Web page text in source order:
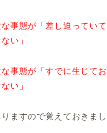
な事態が「差し迫ってい
い」
な事態が「すでに生じて
い」
ますので覚えておきまし